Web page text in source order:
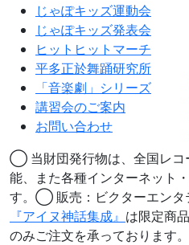
じゃぽキッズ運動会
じゃぽキッズ発表会
ヒットヒットマーチ
平多正於舞踊研究所
「音楽劇」シリーズ
講習会のご案内
お問い合わせ
◯ 当財団発行物は、全国レコ
能、また各種インターネット
す。◯ 販売：ビクターエン
『アイヌ神話集成』 は限定商
のみご注文を承っております。